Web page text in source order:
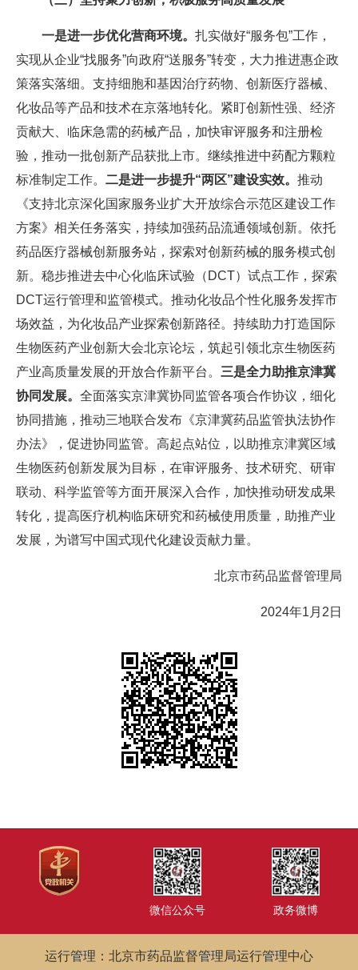
一是进一步优化营商环境。 扎实做好“服务包”工作，
实现从企业“找服务”向政府“送服务”转变，大力推进惠企政
策落实落细。支持细胞和基因治疗药物、创新医疗器械、
化妆品等产品和技术在京落地转化。紧盯创新性强、经济
贡献大、临床急需的药械产品，加快审评服务和注册检
验，推动一批创新产品获批上市。继续推进中药配方颗粒
标准制定工作。 二是进一步提升“两区”建设实效。 推动
《支持北京深化国家服务业扩大开放综合示范区建设工作
方案》相关任务落实，持续加强药品流通领域创新。依托
药品医疗器械创新服务站，探索对创新药械的服务模式创
新。稳步推进去中心化临床试验（DCT）试点工作，探索
DCT运行管理和监管模式。推动化妆品个性化服务发挥市
场效益，为化妆品产业探索创新路径。持续助力打造国际
生物医药产业创新大会北京论坛，筑起引领北京生物医药
产业高质量发展的开放合作新平台。 三是全力助推京津冀
协同发展。 全面落实京津冀协同监管各项合作协议，细化
协同措施，推动三地联合发布《京津冀药品监管执法协作
办法》，促进协同监管。高起点站位，以助推京津冀区域
生物医药创新发展为目标，在审评服务、技术研究、研审
联动、科学监管等方面开展深入合作，加快推动研发成果
转化，提高医疗机构临床研究和药械使用质量，助推产业
发展，为谱写中国式现代化建设贡献力量。
北京市药品监督管理局
2024年1月2日
微信公众号 政务微博
运行管理：北京市药品监督管理局运行管理中心